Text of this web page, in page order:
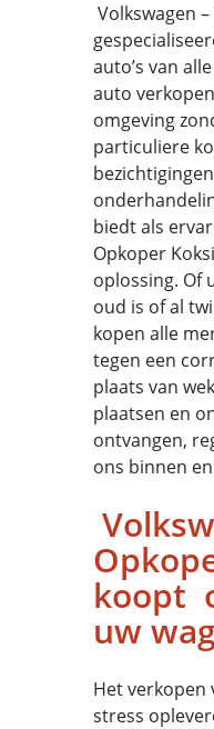
Volkswagen
auto’s van
auto
omgeving
particuliere
biedt als
Opkoper
oplossing. Of
oud is of al
kopen alle
tegen een
plaats van
plaatsen en
ontvangen,
ons binnen
koopt
uw
Het verkopen
stress